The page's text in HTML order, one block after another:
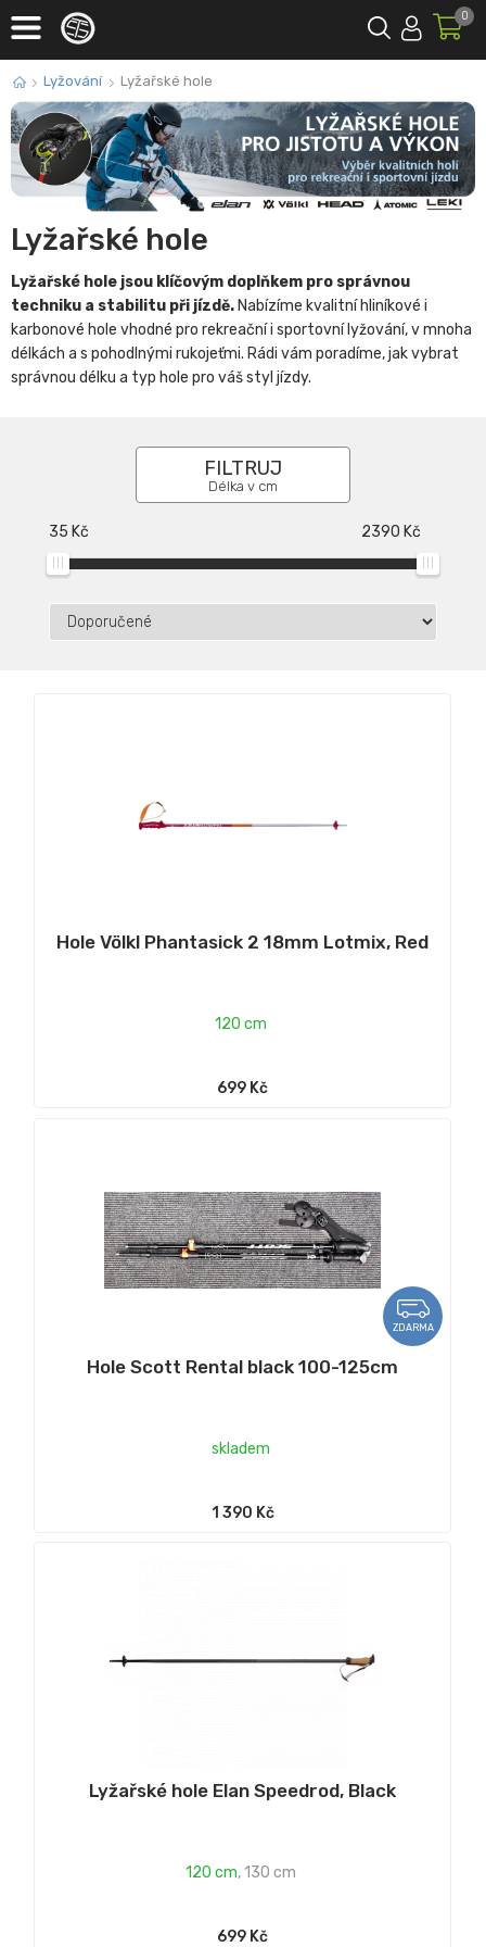
0
Lyžování Lyžařské hole
Lyžařské hole
Lyžařské hole jsou klíčovým doplňkem pro správnou
techniku a stabilitu při jízdě. Nabízíme kvalitní hliníkové i
karbonové hole vhodné pro rekreační i sportovní lyžování, v mnoha
délkách a s pohodlnými rukojeťmi. Rádi vám poradíme, jak vybrat
správnou délku a typ hole pro váš styl jízdy.
35 Kč 2390 Kč
FILTRUJ
Délka v cm
Hole Völkl Phantasick 2 18mm Lotmix, Red
120 cm
699 Kč
ZDARMA
Hole Scott Rental black 100-125cm
skladem
1 390 Kč
Lyžařské hole Elan Speedrod, Black
120 cm, 130 cm
699 Kč